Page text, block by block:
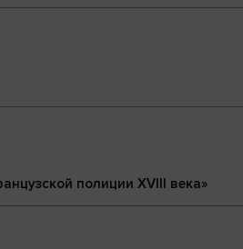
полиции ХVIII века»